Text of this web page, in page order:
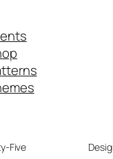
Five